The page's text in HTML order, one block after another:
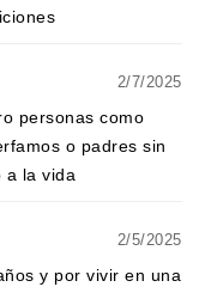
2/7/2025
personas como
o padres sin
a la vida
2/5/2025
y por vivir en una